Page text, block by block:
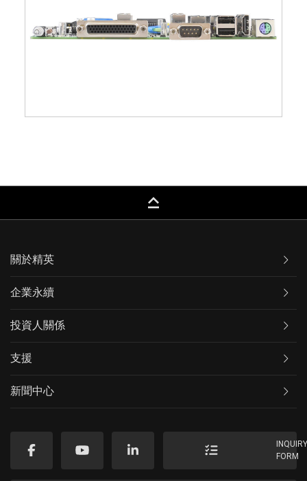
keyboard_capslock
關於精英
企業永續
投資人關係
支援
新聞中心
FORM